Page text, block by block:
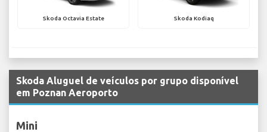
Skoda Octavia Estate Skoda Kodiaq
Skoda Aluguel de veículos por grupo disponível
em Poznan Aeroporto
Mini